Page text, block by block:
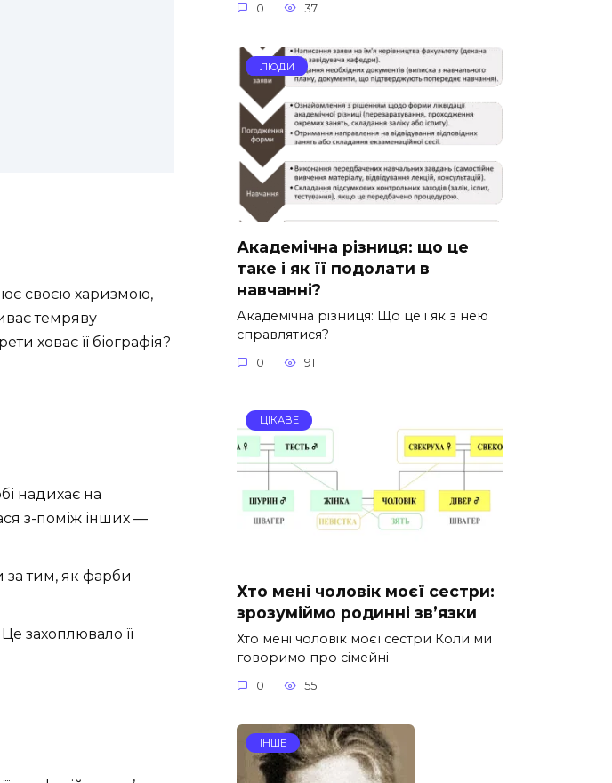
своєю харизмою,
темряву
ховає її біографія?
надихає на
з-поміж інших —
за тим, як фарби
захоплювало її
0 37
ЛЮДИ
Академічна різниця: що це
таке і як її подолати в
навчанні?
Академічна різниця: Що це і як з нею
справлятися?
0 91
ЦІКАВЕ
Хто мені чоловік моєї сестри:
зрозуміймо родинні зв’язки
Хто мені чоловік моєї сестри Коли ми
говоримо про сімейні
0 55
ІНШЕ